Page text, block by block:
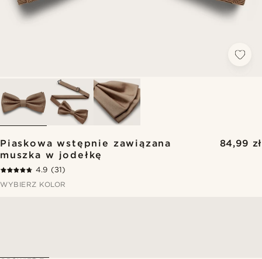
Piaskowa wstępnie zawiązana
muszka w jodełkę
84,99 zł
4.9 (31)
WYBIERZ KOLOR